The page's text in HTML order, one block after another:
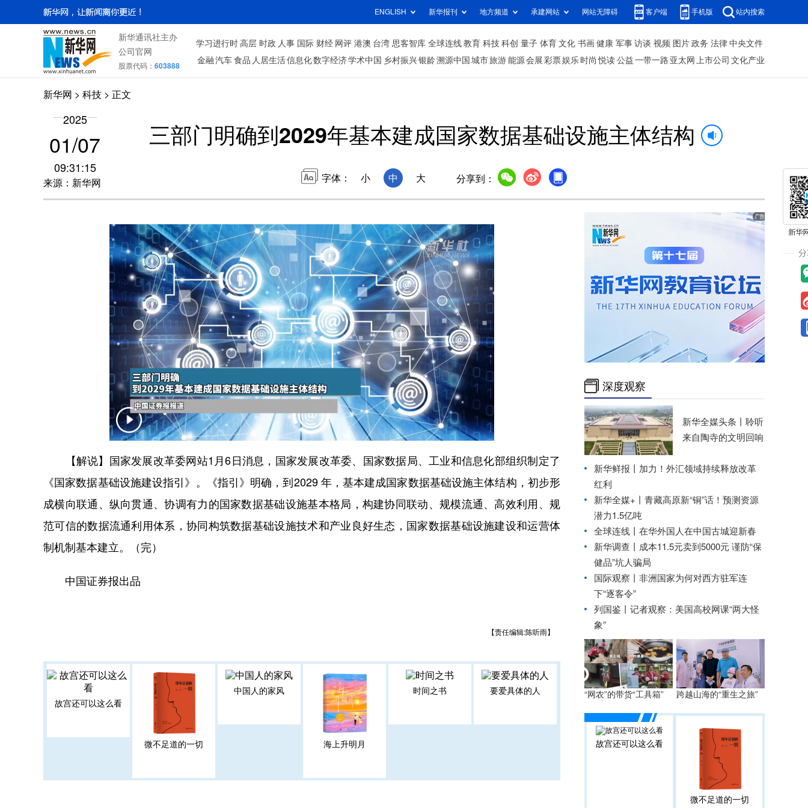
ENGLISH 新华报刊 地方频道 承建网站 网站无障碍 客户端 手机版 站内搜索
新华通讯社主办
公司官网
股票代码： 603888
学习进行时 高层 时政 人事 国际 财经 网评 港澳 台湾 思客智库 全球连线 教育 科技 科创 量子 体育 文化 书画 健康 军事 访谈 视频 图片 政务 法律 中央文件
金融 汽车 食品 人居生活信息化数字经济学术中国 乡村振兴银龄溯源中国 城市旅游 能源 会展 彩票娱乐 时尚 悦读 公益 一带一路 亚太网 上市公司 文化产业
新华网 > 科技 > 正文
2025
01/07
09:31:15
来源：新华网
三部门明确到2029年基本建成国家数据基础设施主体结构
字体： 小 中 大 分享到：
【解说】国家发展改革委网站1月6日消息，国家发展改革委、国家数据局、工业和信息化部组织制定了
《国家数据基础设施建设指引》。《指引》明确，到2029 年，基本建成国家数据基础设施主体结构，初步形
成横向联通、纵向贯通、协调有力的国家数据基础设施基本格局，构建协同联动、规模流通、高效利用、规
范可信的数据流通利用体系，协同构筑数据基础设施技术和产业良好生态，国家数据基础设施建设和运营体
制机制基本建立。（完）
中国证券报出品
【责任编辑:陈听雨】
故宫还可以这么看
微不足道的一切
中国人的家风
海上升明月
时间之书 要爱具体的人
深度观察
新华全媒头条丨 聆听
来自陶寺的文明回响
新华鲜报丨加力！外汇领域持续释放改革
红利
新华全媒+丨 青藏高原新“铜”话！预测资源
潜力1.5亿吨
全球连线丨 在华外国人在中国古城迎新春
新华调查丨
成本11.5元卖到5000元 谨防“保
健品”坑人骗局
国际观察丨 非洲国家为何对西方驻军连
下“逐客令”
列国鉴丨记者观察：美国高校网课“两大怪
象”
“网农”的带货“工具箱” 跨越山海的“重生之旅”
故宫还可以这么看
微不足道的一切